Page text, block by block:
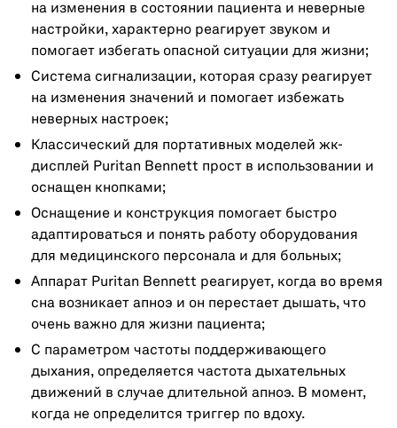
на изменения в состоянии пациента и неверные
настройки, характерно реагирует звуком и
помогает избегать опасной ситуации для жизни;
Система сигнализации, которая сразу реагирует
на изменения значений и помогает избежать
неверных настроек;
Классический для портативных моделей жк-
дисплей Puritan Bennett прост в использовании и
оснащен кнопками;
Оснащение и конструкция помогает быстро
адаптироваться и понять работу оборудования
для медицинского персонала и для больных;
Аппарат Puritan Bennett реагирует, когда во время
сна возникает апноэ и он перестает дышать, что
очень важно для жизни пациента;
С параметром частоты поддерживающего
дыхания, определяется частота дыхательных
движений в случае длительной апноэ. В момент,
когда не определится триггер по вдоху.